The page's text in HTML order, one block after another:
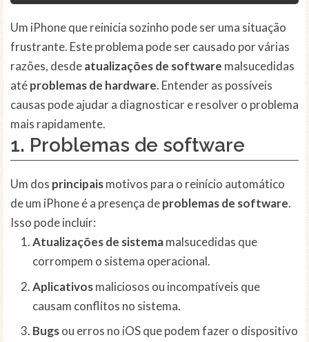
Um iPhone que reinicia sozinho pode ser uma situação
frustrante. Este problema pode ser causado por várias
razões, desdeatualizações de software malsucedidas
atéproblemas de hardware. Entender as possíveis
causas pode ajudar a diagnosticar e resolver o problema
mais rapidamente.
1. Problemas de software
Um dos principaismotivos para o reinício automático
de um iPhone é a presença deproblemas de software.
Isso pode incluir:
Atualizações de sistemamalsucedidas que
corrompem o sistema operacional.
Aplicativosmaliciosos ou incompatíveis que
causam conflitos no sistema.
Bugsou erros no iOS que podem fazer o dispositivo